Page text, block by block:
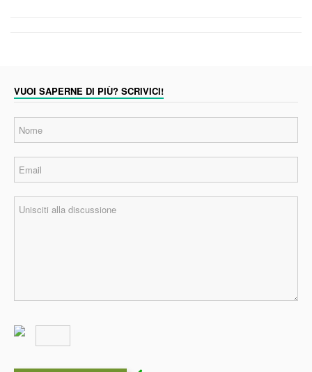
VUOI SAPERNE DI PIÙ? SCRIVICI!